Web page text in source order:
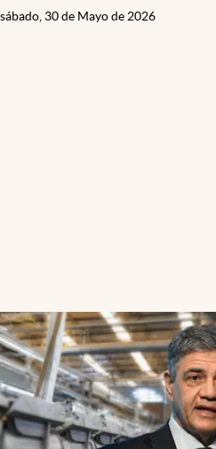
sábado, 30 de Mayo de 2026